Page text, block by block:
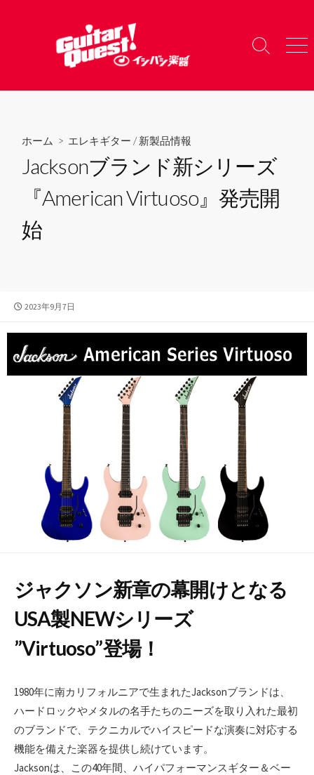
へ
検
り
メ
ー
ホーム > エレキギター /新製品情報
Jacksonブランド新シリーズ
『American Virtuoso』発売開
始
公
日
2023年9月7日
ジャクソン新章の幕開けとなる
USA製NEWシリーズ
”Virtuoso”登場！
1980年に南カリフォルニアで生まれたJacksonブランドは、
ハードロックやメタルの名手たちのニーズを取り入れた最初
のブランドで、テクニカルでハイスピードな演奏に対応する
機能を備えた楽器を提供し続けています。
Jacksonは、この40年間、ハイパフォーマンスギター＆ベー